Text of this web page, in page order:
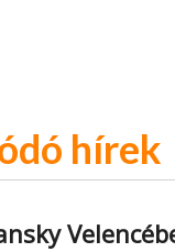
hírek